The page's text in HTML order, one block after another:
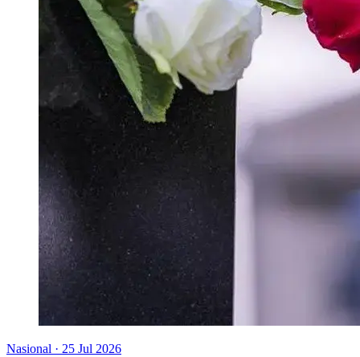
Nasional · 25 Jul 2026